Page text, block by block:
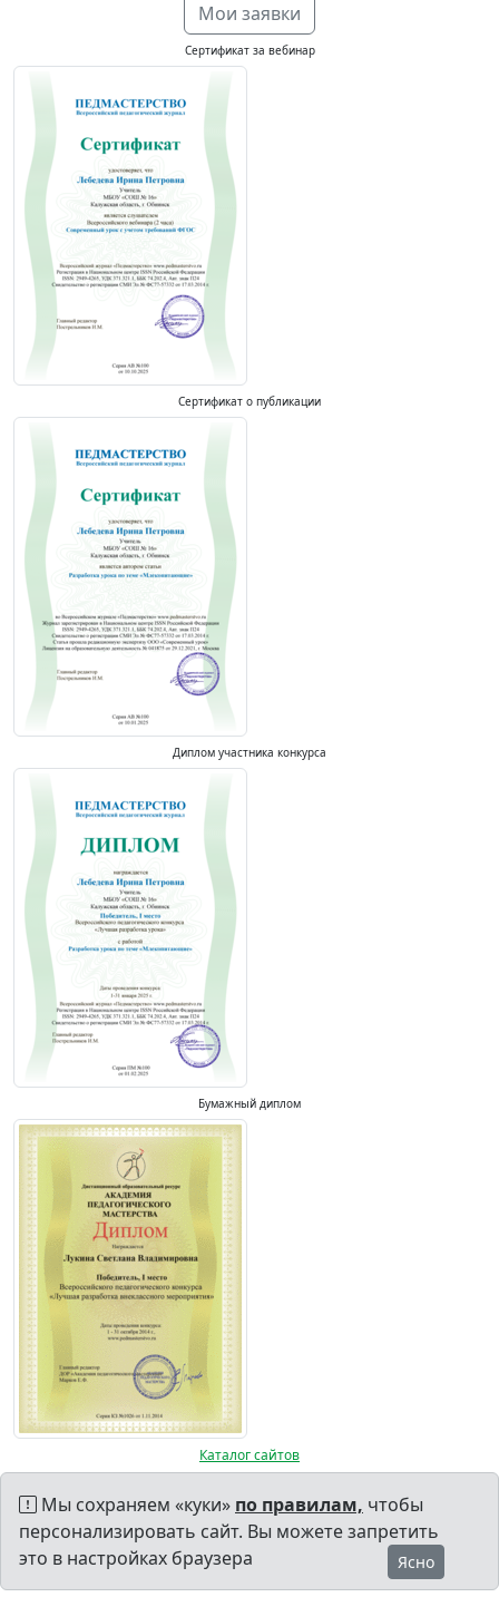
Мои заявки
Сертификат за вебинар
Сертификат о публикации
Диплом участника конкурса
Бумажный диплом
Каталог сайтов
Мы сохраняем «куки» по правилам, чтобы
персонализировать сайт. Вы можете запретить
это в настройках браузера
Ясно